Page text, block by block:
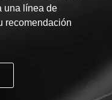
una línea de
recomendación